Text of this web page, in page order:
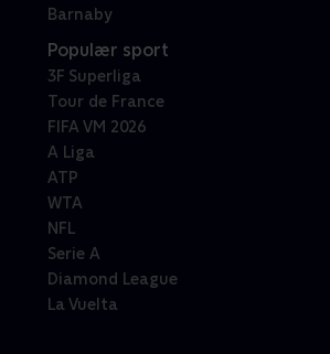
Barnaby
Populær sport
3F Superliga
Tour de France
FIFA VM 2026
A Liga
ATP
WTA
NFL
Serie A
Diamond League
La Vuelta